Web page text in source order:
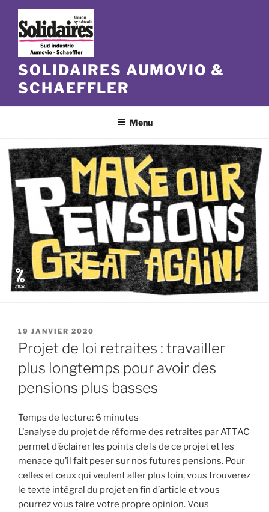
Aller
contenu
principal
SOLIDAIRES AUMOVIO &
SCHAEFFLER
Menu
PUBLIÉ
LE
19 JANVIER 2020
Projet de loi retraites : travailler
plus longtemps pour avoir des
pensions plus basses
Temps de lecture: 6 minutes
L’analyse du projet de réforme des retraites parATTAC
permet d’éclairer les points clefs de ce projet et les
menace qu’il fait peser sur nos futures pensions. Pour
celles et ceux qui veulent aller plus loin, vous trouverez
le texte intégral du projet en fin d’article et vous
pourrez vous faire votre propre opinion. Vous